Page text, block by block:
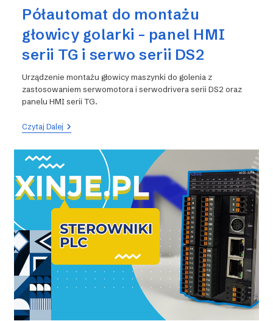
Półautomat do montażu
głowicy golarki – panel HMI
serii TG i serwo serii DS2
Urządzenie montażu głowicy maszynki do golenia z
zastosowaniem serwomotora i serwodrivera serii DS2 oraz
panelu HMI serii TG.
Czytaj DalejPółautomat
Golarki
–
Panel
HMI
Serii
I
Serwo
Serii